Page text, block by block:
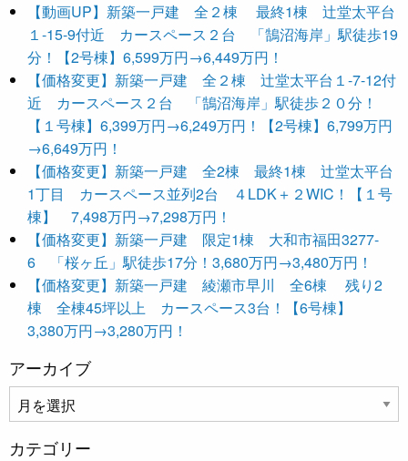
【動画UP】新築一戸建 全２棟 最終1棟 辻堂太平台
１-15-9付近 カースペース２台 「鵠沼海岸」駅徒歩19
分！【2号棟】6,599万円→6,449万円！
【価格変更】新築一戸建 全２棟 辻堂太平台１-7-12付
近 カースペース２台 「鵠沼海岸」駅徒歩２０分！
【１号棟】6,399万円→6,249万円！【2号棟】6,799万円
→6,649万円！
【価格変更】新築一戸建 全2棟 最終1棟 辻堂太平台
1丁目 カースペース並列2台 ４LDK＋２WIC！【１号
棟】 7,498万円→7,298万円！
【価格変更】新築一戸建 限定1棟 大和市福田3277-
6 「桜ヶ丘」駅徒歩17分！3,680万円→3,480万円！
【価格変更】新築一戸建 綾瀬市早川 全6棟 残り2
棟 全棟45坪以上 カースペース3台！【6号棟】
3,380万円→3,280万円！
アーカイブ
ー
カ
カテゴリー